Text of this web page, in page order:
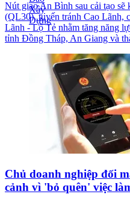
Nút giao An Bình sau cải tạo
(QL30), tuyến tránh Cao Lãnh,
Lãnh - Lộ Tẻ nhằm tăng năng
tỉnh Đồng Tháp, An Giang và
Chủ doanh nghiệp đối
cảnh vì 'bỏ quên' việc